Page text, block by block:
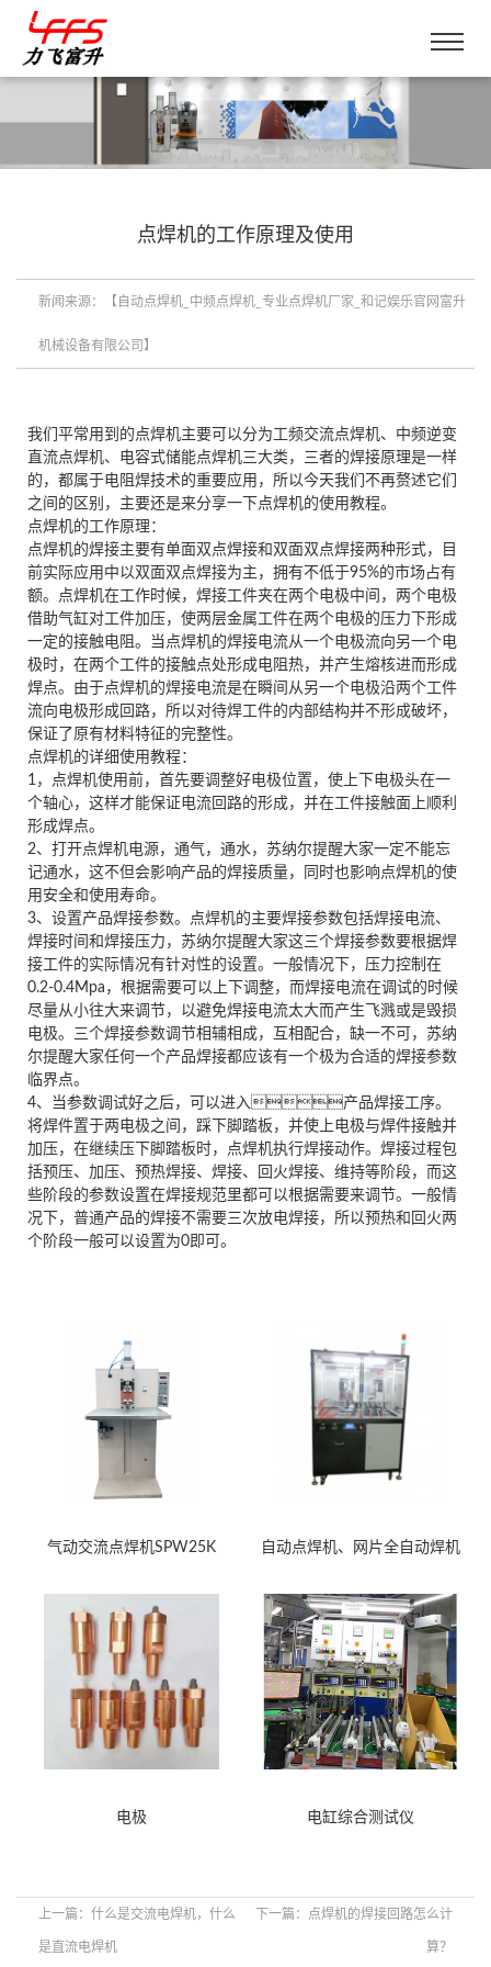
点焊机的工作原理及使用
新闻来源：【自动点焊机_中频点焊机_专业点焊机厂家_和记娱乐官网富升
机械设备有限公司】
我们平常用到的点焊机主要可以分为工频交流点焊机、中频逆变
直流点焊机、电容式储能点焊机三大类，三者的焊接原理是一样
的，都属于电阻焊技术的重要应用，所以今天我们不再赘述它们
之间的区别，主要还是来分享一下点焊机的使用教程。
点焊机的工作原理：
点焊机的焊接主要有单面双点焊接和双面双点焊接两种形式，目
前实际应用中以双面双点焊接为主，拥有不低于95%的市场占有
额。点焊机在工作时候，焊接工件夹在两个电极中间，两个电极
借助气缸对工件加压，使两层金属工件在两个电极的压力下形成
一定的接触电阻。当点焊机的焊接电流从一个电极流向另一个电
极时，在两个工件的接触点处形成电阻热，并产生熔核进而形成
焊点。由于点焊机的焊接电流是在瞬间从另一个电极沿两个工件
流向电极形成回路，所以对待焊工件的内部结构并不形成破坏，
保证了原有材料特征的完整性。
点焊机的详细使用教程：
1，点焊机使用前，首先要调整好电极位置，使上下电极头在一
个轴心，这样才能保证电流回路的形成，并在工件接触面上顺利
形成焊点。
2、打开点焊机电源，通气，通水，苏纳尔提醒大家一定不能忘
记通水，这不但会影响产品的焊接质量，同时也影响点焊机的使
用安全和使用寿命。
3、设置产品焊接参数。点焊机的主要焊接参数包括焊接电流、
焊接时间和焊接压力，苏纳尔提醒大家这三个焊接参数要根据焊
接工件的实际情况有针对性的设置。一般情况下，压力控制在
0.2-0.4Mpa，根据需要可以上下调整，而焊接电流在调试的时候
尽量从小往大来调节，以避免焊接电流太大而产生飞溅或是毁损
电极。三个焊接参数调节相辅相成，互相配合，缺一不可，苏纳
尔提醒大家任何一个产品焊接都应该有一个极为合适的焊接参数
临界点。
4、当参数调试好之后，可以进入产品焊接工序。
将焊件置于两电极之间，踩下脚踏板，并使上电极与焊件接触并
加压，在继续压下脚踏板时，点焊机执行焊接动作。焊接过程包
括预压、加压、预热焊接、焊接、回火焊接、维持等阶段，而这
些阶段的参数设置在焊接规范里都可以根据需要来调节。一般情
况下，普通产品的焊接不需要三次放电焊接，所以预热和回火两
个阶段一般可以设置为0即可。
气动交流点焊机SPW25K 自动点焊机、网片全自动焊机
电极 电缸综合测试仪
上一篇： 什么是交流电焊机，什么
是直流电焊机
下一篇： 点焊机的焊接回路怎么计
算？